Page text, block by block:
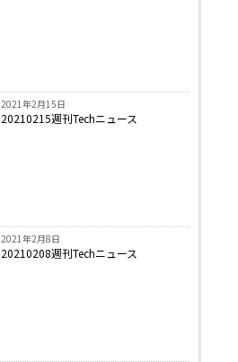
2021年2月15日
20210215週刊Techニュース
2021年2月8日
20210208週刊Techニュース